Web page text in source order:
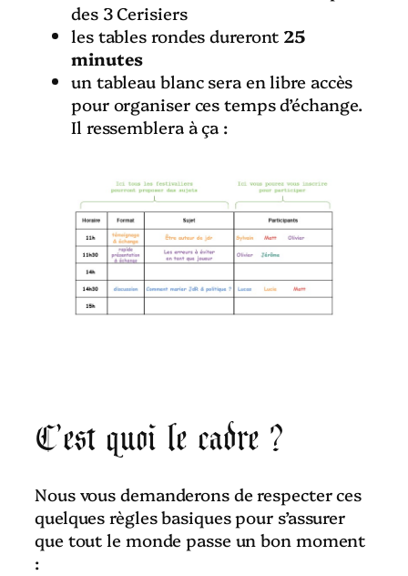
des 3 Cerisiers
les tables rondes dureront 25
minutes
un tableau blanc sera en libre accès
pour organiser ces temps d’échange.
Il ressemblera à ça :
C’est quoi le cadre ?
Nous vous demanderons de respecter ces
quelques règles basiques pour s’assurer
que tout le monde passe un bon moment
: